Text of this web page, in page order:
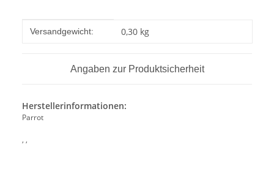
Produkteigenschaft
Wert
Versandgewicht: 0,30 kg
Angaben zur Produktsicherheit
Herstellerinformationen:
Parrot
, ,